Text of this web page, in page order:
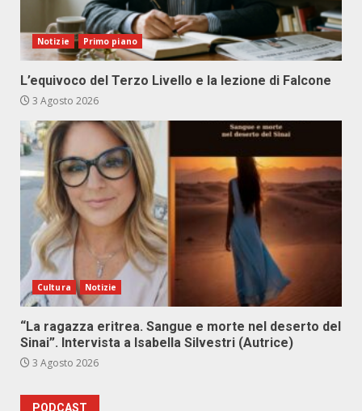
Notizie Primo piano
L’equivoco del Terzo Livello e la lezione di Falcone
3 Agosto 2026
Cultura Notizie
“La ragazza eritrea. Sangue e morte nel deserto del
Sinai”. Intervista a Isabella Silvestri (Autrice)
3 Agosto 2026
PODCAST